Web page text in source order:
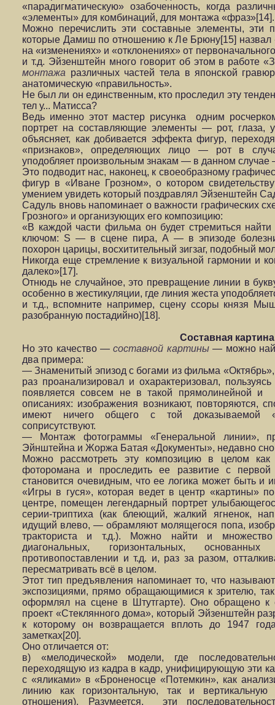
«парадигматическую» озабоченность, когда
«элементы» для комбинаций, для монтажа «фраз»[14].
Можно перечислить эти составные элементы, эти
которые Дамиш по отношению к Ле Брюну[15]
на «изменениях» и «отклонениях» от
и т.д. Эйзенштейн много говорит об этом в работе
монтажа различных частей тела в японской
анатомическую «правильность».
Не был ли он единственным, кто проследил эту
тел у... Матисса?
Ведь именно этот мастер рисунка одним
портрет на составляющие элементы — рот,
объясняет, как добивается эффекта фигур,
«признаков», определяющих лицо — рот в
уподобляет произвольным знакам — в данном
Это подводит нас, наконец, к своеобразному
фигур в «Иване Грозном», о котором
умением увидеть который поздравлял Эйзенштейн
Садуль вновь напоминает о важности графических
Грозного» и организующих его композицию:
«В каждой части фильма он будет стремиться найти
ключом: S — в сцене пира, А — в эпизоде
похорон царицы, восхитительный зигзаг, подобный
Никогда еще стремление к визуальной гармонии и
далеко»[17].
Отнюдь не случайное, это превращение линии в
особенно в жестикуляции, где линия жеста
и т.д., вспомните например, сцену ссоры князя
разобранную постадийно)[18].
Составная картина
Но это качество —составной картины— можно
два примера:
— Знаменитый эпизод с богами из фильма
раз проанализировал и охарактеризовал,
появляется совсем не в такой прямолинейной
описаниях: изображения возникают, повторяются,
имеют ничего общего с той доказываемой
соприсутствуют.
— Монтаж фотограммы «Генеральной линии»,
Эйнштейна и Жоржа Батая «Документы», недавно
Можно рассмотреть эту композицию в целом
фоторомана и проследить ее развитие с
становится очевидным, что ее логика может быть и
«Игры в гуся», которая ведет в центр «картины»
центре, помещен легендарный портрет
серии-триптиха (как блеющий, жалкий ягненок,
идущий влево, — обрамляют молящегося попа,
тракториста и т.д.). Можно найти и множество
диагональных, горизонтальных,
противопоставлении и т.д. и, раз за разом,
пересматривать всё в целом.
Этот тип предъявления напоминает то, что
экспозициями, прямо обращающимися к зрителю,
оформлял на сцене в Штутгарте). Оно обращено к
проект «Стеклянного дома», который Эйзенштейн
к которому он возвращается вплоть до 1947
заметках[20].
Оно отличается от:
в) «мелодической» модели, где
переходящую из кадра в кадр, унифицирующую эти
с «яликами» в «Броненосце «Потемкин», как
линию как горизонтальную, так и вертикальную
отношения). Разумеется, эти